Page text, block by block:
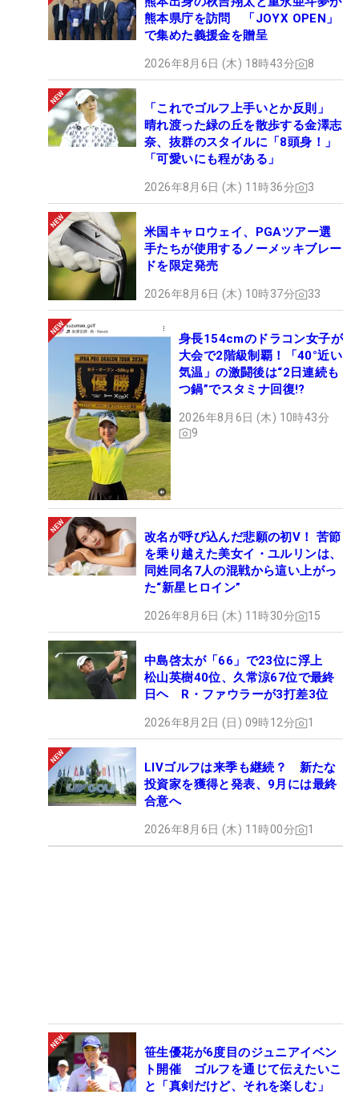
熊本県庁を訪問 「JOYX OPEN」
で集めた義援金を贈呈
2026年8月6日 (木) 18時43分 8
「これでゴルフ上手いとか反則」
晴れ渡った緑の丘を散歩する金澤志
奈、抜群のスタイルに「8頭身！」
「可愛いにも程がある」
2026年8月6日 (木) 11時36分 3
米国キャロウェイ、PGAツアー選
手たちが使用するノーメッキブレー
ドを限定発売
2026年8月6日 (木) 10時37分 33
身長154cmのドラコン女子が
大会で2階級制覇！「40°近い
気温」の激闘後は“2日連続も
つ鍋”でスタミナ回復!?
2026年8月6日 (木) 10時43分
9
改名が呼び込んだ悲願の初V！ 苦節
を乗り越えた美女イ・ユルリンは、
同姓同名7人の混戦から這い上がっ
た“新星ヒロイン”
2026年8月6日 (木) 11時30分 15
中島啓太が「66」で23位に浮上
松山英樹40位、久常涼67位で最終
日ヘ R・ファウラーが3打差3位
2026年8月2日 (日) 09時12分 1
LIVゴルフは来季も継続？ 新たな
投資家を獲得と発表、9月には最終
合意へ
2026年8月6日 (木) 11時00分 1
笹生優花が6度目のジュニアイベン
ト開催 ゴルフを通じて伝えたいこ
と「真剣だけど、それを楽しむ」